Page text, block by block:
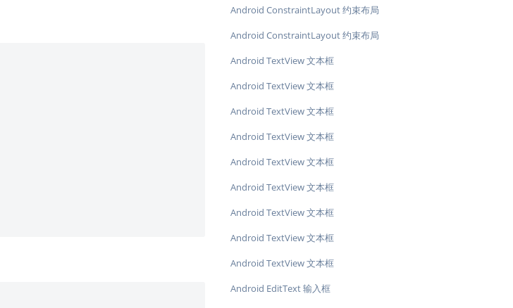
Android ConstraintLayout 约束布局
Android ConstraintLayout 约束布局
Android TextView 文本框
Android TextView 文本框
Android TextView 文本框
Android TextView 文本框
Android TextView 文本框
Android TextView 文本框
Android TextView 文本框
Android TextView 文本框
Android TextView 文本框
Android EditText 输入框